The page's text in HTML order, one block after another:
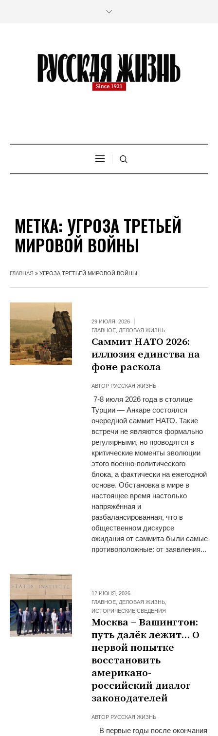
МЕТКА: УГРОЗА ТРЕТЬЕЙ
МИРОВОЙ ВОЙНЫ
ГЛАВНАЯ » УГРОЗА ТРЕТЬЕЙ МИРОВОЙ ВОЙНЫ
29 ИЮЛЯ, 2026
ГЛАВНОЕ ДЕЛОВАЯ ЖИЗНЬ
Саммит НАТО 2026:
иллюзия единства на
фоне раскола
АВТОР РУССКАЯ ЖИЗНЬ
7-8 июля 2026 года в столице
Турции — Анкаре состоялся
очередной саммит НАТО. Такие
встречи не являются формально
регулярными, но проводятся в
критические моменты эволюции
этого военно-политического
блока, а фактически на ежегодной
основе. Обстановка в мире в
настоящее время настолько
напряжённая и
разбалансированная, что в
общественном дискурсе
ожидания от саммита были самые
противоположные: от заявления...
12 ИЮНЯ, 2026
ГЛАВНОЕ ДЕЛОВАЯ ЖИЗНЬ
ИСТОРИЧЕСКИЕ СВЕДЕНИЯ
Москва – Вашингтон:
путь далёк лежит… О
первой попытке
восстановить
американо-
российский диалог
законодателей
АВТОР РУССКАЯ ЖИЗНЬ
В первые годы после окончания